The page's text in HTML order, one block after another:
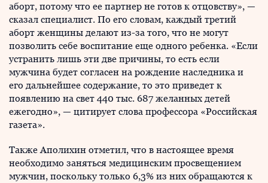
аборт, потому что ее партнер не готов к отцовству», —
сказал специалист. По его словам, каждый третий
аборт женщины делают из-за того, что не могут
позволить себе воспитание еще одного ребенка. «Если
устранить лишь эти две причины, то есть если
мужчина будет согласен на рождение наследника и
его дальнейшее содержание, то это приведет к
появлению на свет 440 тыс. 687 желанных детей
ежегодно», — цитирует слова профессора «Российская
газета».
Также Аполихин отметил, что в настоящее время
необходимо заняться медицинским просвещением
мужчин, поскольку только 6,3% из них обращаются к